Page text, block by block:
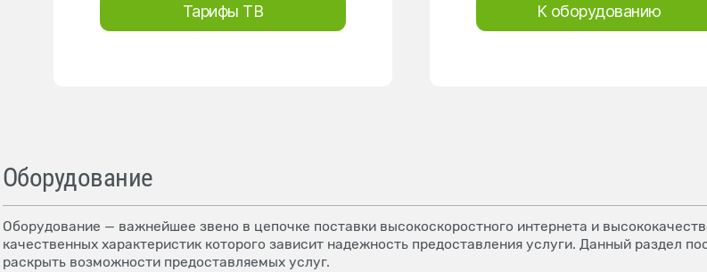
Тарифы ТВ
К оборудованию
Оборудование
Оборудование — важнейшее звено в цепочке поставки высокоскоростного интернета и
качественных характеристик которого зависит надежность предоставления услуги. Данный раздел
раскрыть возможности предоставляемых услуг.